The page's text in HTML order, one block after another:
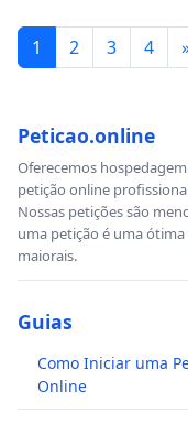
1 2 3 4
Peticao.online
Oferecemos
petição online
Nossas petições são
uma petição é uma
maiorais.
Guias
Como Iniciar uma
Online